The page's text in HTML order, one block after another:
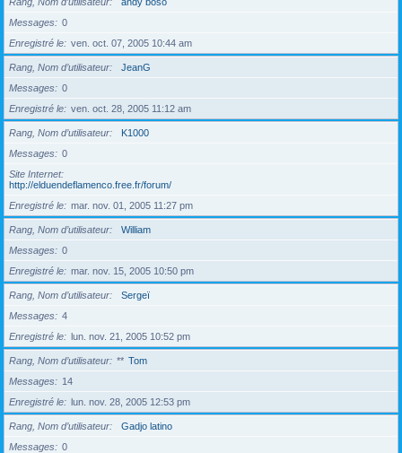
Messages
0
Enregistré le
ven. oct. 07, 2005 10:44 am
Rang, Nom d’utilisateur
JeanG
Messages
0
Enregistré le
ven. oct. 28, 2005 11:12 am
Rang, Nom d’utilisateur
K1000
Messages
0
Site Internet
http://elduendeflamenco.free.fr/forum/
Enregistré le
mar. nov. 01, 2005 11:27 pm
Rang, Nom d’utilisateur
William
Messages
0
Enregistré le
mar. nov. 15, 2005 10:50 pm
Rang, Nom d’utilisateur
Sergeï
Messages
4
Enregistré le
lun. nov. 21, 2005 10:52 pm
Rang, Nom d’utilisateur ** Tom
Messages
14
Enregistré le
lun. nov. 28, 2005 12:53 pm
Rang, Nom d’utilisateur
Gadjo latino
Messages
0